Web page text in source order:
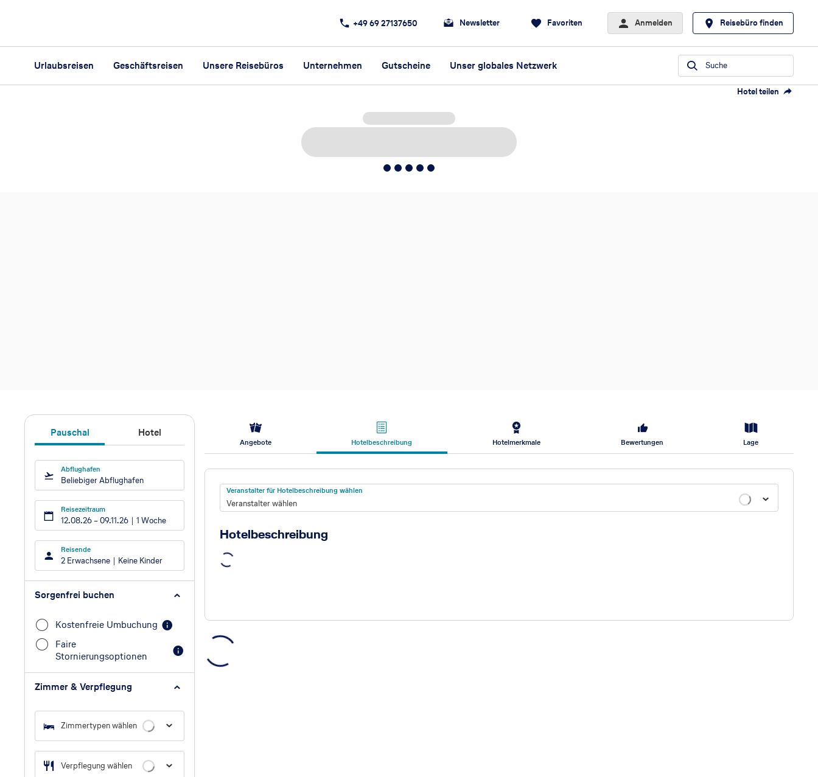
+49 69 27137650 Newsletter Favoriten Anmelden Reisebüro finden
Urlaubsreisen Geschäftsreisen Unsere Reisebüros Unternehmen Gutscheine Unser globales Netzwerk Suche
Hotel teilen
5
Pauschal Hotel
Abflughafen
Beliebiger Abflughafen
Reisezeitraum
12.08.26 –09.11.26 1 Woche
Reisende
2 Erwachsene Keine Kinder
Sorgenfrei buchen
Kostenfreie Umbuchung
Faire
Stornierungsoptionen
Zimmer & Verpflegung
Zimmertypen wählen
Verpflegung wählen
Angebote Hotelbeschreibung Hotelmerkmale Bewertungen Lage
Hotelbeschreibung
Veranstalter für Hotelbeschreibung wählen
Veranstalter wählen
Hotelbeschreibung